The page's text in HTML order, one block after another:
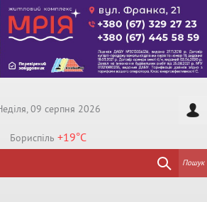
09 серпня 2026
Бориспiль +19°C
Пошук